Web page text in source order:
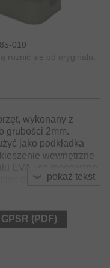
010
różnić się od oryginału.
pokaż tekst
wykonany z
grubości 2mm.
jako podkładka
wewnętrzne
EVA i są mocowane
dużo miejsca na
(PDF)